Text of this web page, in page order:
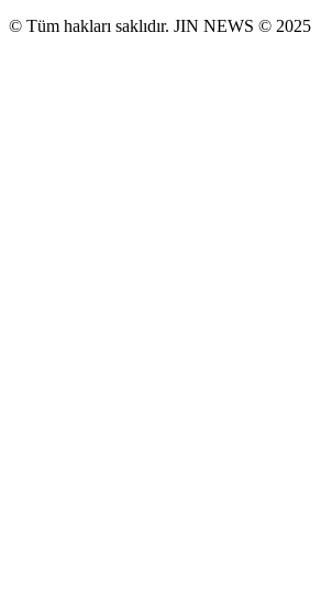
© Tüm hakları saklıdır. JIN NEWS © 2025